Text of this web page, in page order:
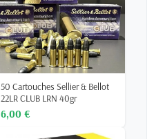
50 Cartouches Sellier & Bellot
22LR CLUB LRN 40gr
6,00 €